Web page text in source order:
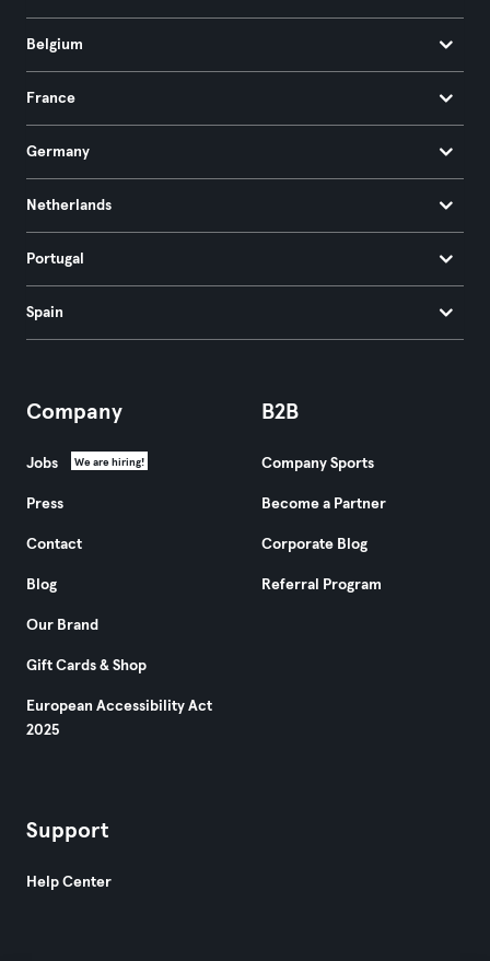
Belgium
France
Germany
Netherlands
Portugal
Spain
Company
Jobs We are hiring!
Press
Contact
Blog
Our Brand
Gift Cards & Shop
European Accessibility Act
2025
B2B
Company Sports
Become a Partner
Corporate Blog
Referral Program
Support
Help Center